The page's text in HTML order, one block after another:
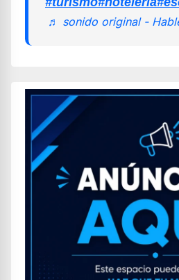
♬ sonido original -